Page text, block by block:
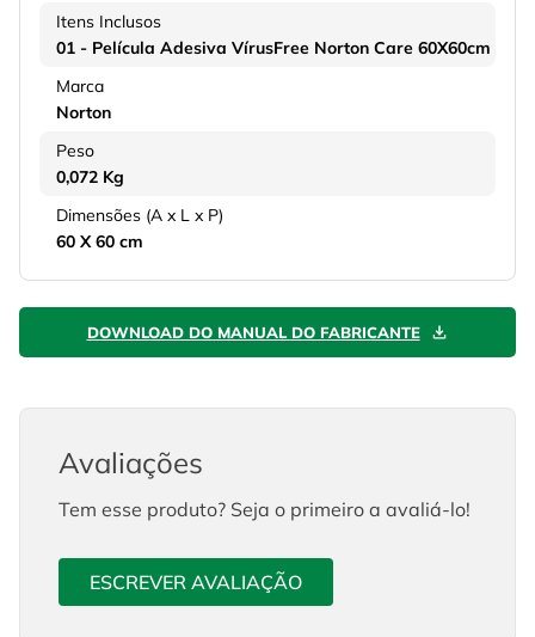
Itens Inclusos
01 - Película Adesiva VírusFree Norton Care 60X60cm
Marca
Norton
Peso
0,072 Kg
Dimensões (A x L x P)
60 X 60 cm
DOWNLOAD DO MANUAL DO FABRICANTE
Avaliações
Tem esse produto? Seja o primeiro a avaliá-lo!
ESCREVER AVALIAÇÃO